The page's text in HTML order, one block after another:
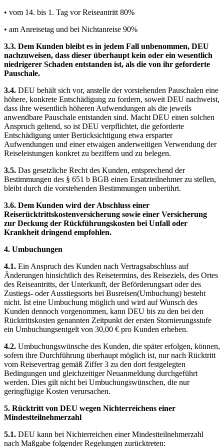
• vom 14. bis 1. Tag vor Reiseantritt 80%
• am Anreisetag und bei Nichtanreise 90%
3.3. Dem Kunden bleibt es in jedem Fall unbenommen, DEU
nachzuweisen, dass dieser überhaupt kein oder ein wesentlich
niedrigerer Schaden entstanden ist, als die von ihr geforderte
Pauschale.
3.4. DEU behält sich vor, anstelle der vorstehenden Pauschalen eine
höhere, konkrete Entschädigung zu fordern, soweit DEU nachweist,
dass ihre wesentlich höheren Aufwendungen als die jeweils
anwendbare Pauschale entstanden sind. Macht DEU einen solchen
Anspruch geltend, so ist DEU verpflichtet, die geforderte
Entschädigung unter Berücksichtigung etwa ersparter
Aufwendungen und einer etwaigen anderweitigen Verwendung der
Reiseleistungen konkret zu beziffern und zu belegen.
3.5. Das gesetzliche Recht des Kunden, entsprechend der
Bestimmungen des § 651 b BGB einen Ersatzteilnehmer zu stellen,
bleibt durch die vorstehenden Bestimmungen unberührt.
3.6. Dem Kunden wird der Abschluss einer
Reiserücktrittskostenversicherung sowie einer Versicherung
zur Deckung der Rückführungskosten bei Unfall oder
Krankheit dringend empfohlen.
4. Umbuchungen
4.1. Ein Anspruch des Kunden nach Vertragsabschluss auf
Änderungen hinsichtlich des Reisetermins, des Reiseziels, des Ortes
des Reiseantritts, der Unterkunft, der Beförderungsart oder des
Zustiegs- oder Ausstiegsorts bei Busreisen(Umbuchung) besteht
nicht. Ist eine Umbuchung möglich und wird auf Wunsch des
Kunden dennoch vorgenommen, kann DEU bis zu den bei den
Rücktrittskosten genannten Zeitpunkt der ersten Stornierungsstufe
ein Umbuchungsentgelt von 30,00 € pro Kunden erheben.
4.2. Umbuchungswünsche des Kunden, die später erfolgen, können,
sofern ihre Durchführung überhaupt möglich ist, nur nach Rücktritt
vom Reisevertrag gemäß Ziffer 3 zu den dort festgelegten
Bedingungen und gleichzeitiger Neuanmeldung durchgeführt
werden. Dies gilt nicht bei Umbuchungswünschen, die nur
geringfügige Kosten verursachen.
5. Rücktritt von DEU wegen Nichterreichens einer
Mindestteilnehmerzahl
5.1. DEU kann bei Nichterreichen einer Mindestteilnehmerzahl
nach Maßgabe folgender Regelungen zurücktreten: